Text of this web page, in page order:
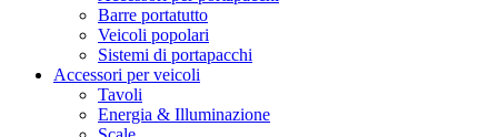
Barre portatutto
Veicoli popolari
Sistemi di portapacchi
Accessori per veicoli
Tavoli
Energia & Illuminazione